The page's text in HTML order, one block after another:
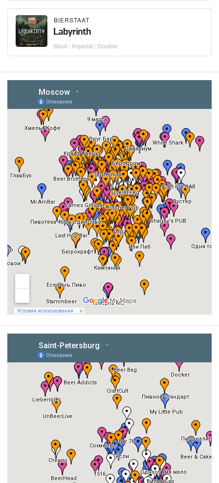
BIERSTAAT
Labyrinth
Stout - Imperial / Double